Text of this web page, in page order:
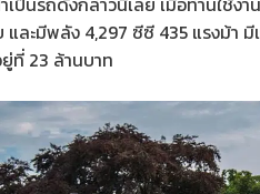
ละมีพลัง 4,297 ซีซี 435 แรงม้า
ที่ 23 ล้านบาท